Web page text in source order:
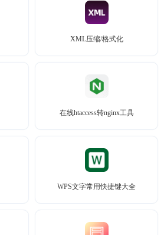
XML压缩/格式化
在线htaccess转nginx工具
WPS文字常用快捷键大全